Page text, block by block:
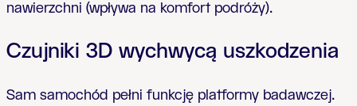
nawierzchni (wpływa na komfort podróży).
Czujniki 3D wychwycą uszkodzenia
Sam samochód pełni funkcję platformy badawczej.